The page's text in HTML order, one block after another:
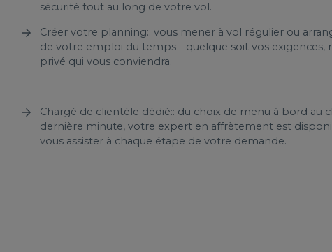
sécurité tout au long de votre vol.
Créer votre planning:: vous mener à vol régulier ou
de votre emploi du temps - quelque soit vos exigences,
privé qui vous conviendra.
Chargé de clientèle dédié:: du choix de menu à bord au
dernière minute, votre expert en affrètement est
vous assister à chaque étape de votre demande.